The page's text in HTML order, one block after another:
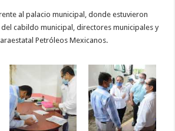
al palacio municipal, donde estuvieron
cabildo municipal, directores municipales y
Petróleos Mexicanos.